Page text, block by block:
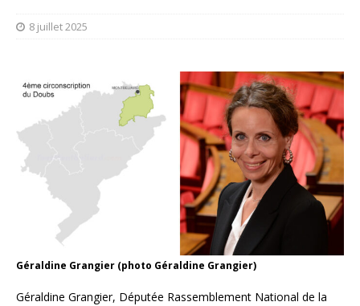
8 juillet 2025
Géraldine Grangier (photo Géraldine Grangier)
Géraldine Grangier, Députée Rassemblement National de la